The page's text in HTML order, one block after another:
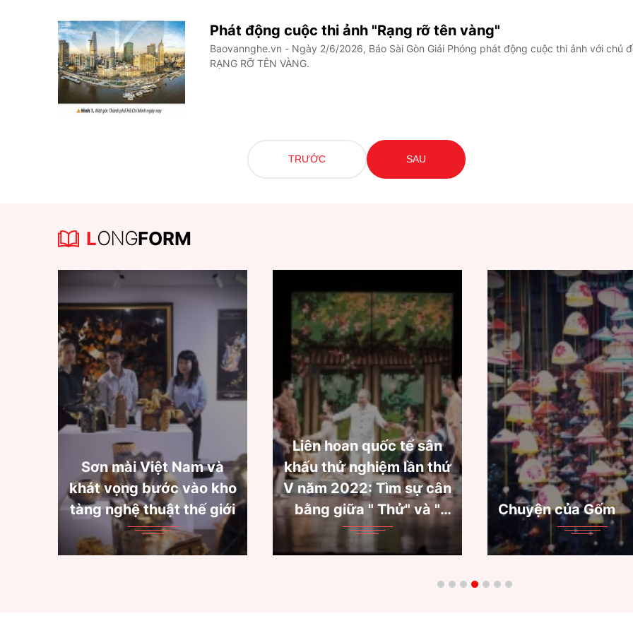
Phát động cuộc thi ảnh "Rạng rỡ tên vàng"
Baovannghe.vn - Ngày 2/6/2026, Báo Sài Gòn Giải Phóng phát động cuộc thi ảnh với chủ
RẠNG RỠ TÊN VÀNG.
TRƯỚC SAU
LONGFORM
Liên hoan quốc tế sân
khấu thử nghiệm lần thứ
V năm 2022: Tìm sự cân
bằng giữa " Thử" và "
Nghiệm"
Chuyện của Gốm
"Văn học trinh
đại giao thoa
Tây"